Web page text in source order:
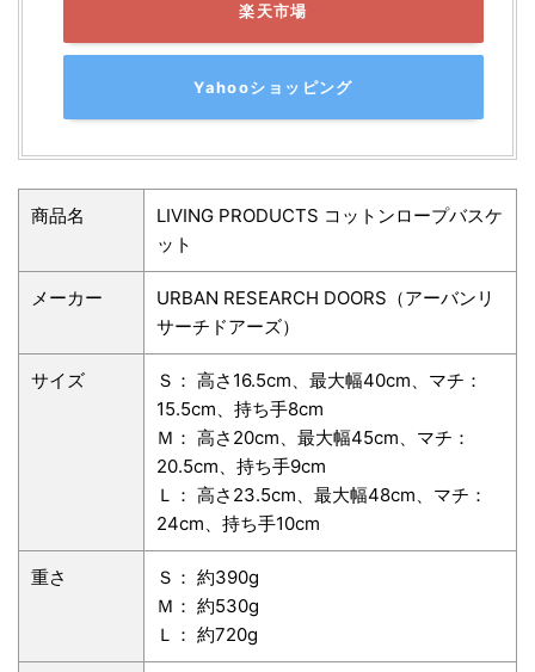
楽天市場
Yahooショッピング
商品名
LIVING PRODUCTS コットンロープバスケ
ット
メーカー
URBAN RESEARCH DOORS（アーバンリ
サーチドアーズ）
サイズ
Ｓ： 高さ16.5cm、最大幅40cm、マチ：
15.5cm、持ち手8cm
Ｍ： 高さ20cm、最大幅45cm、マチ：
20.5cm、持ち手9cm
Ｌ： 高さ23.5cm、最大幅48cm、マチ：
24cm、持ち手10cm
重さ
Ｓ： 約390g
Ｍ： 約530g
Ｌ： 約720g